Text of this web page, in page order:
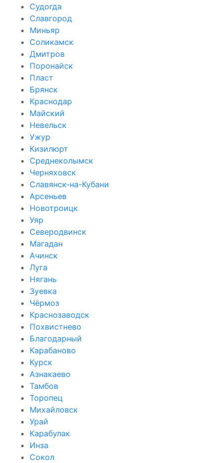
Судогда
Славгород
Миньяр
Соликамск
Дмитров
Поронайск
Пласт
Брянск
Краснодар
Майский
Невельск
Ужур
Кизилюрт
Среднеколымск
Черняховск
Славянск-на-Кубани
Арсеньев
Новотроицк
Уяр
Северодвинск
Магадан
Ачинск
Луга
Нягань
Зуевка
Чёрмоз
Краснозаводск
Похвистнево
Благодарный
Карабаново
Курск
Азнакаево
Тамбов
Торопец
Михайловск
Урай
Карабулак
Инза
Сокол